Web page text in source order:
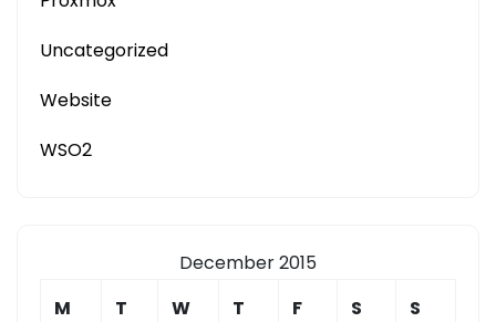
Uncategorized
Website
WSO2
December 2015
M
T W T F S S